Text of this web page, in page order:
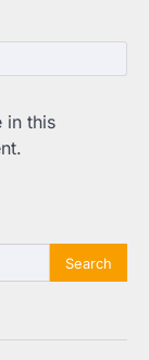
in this